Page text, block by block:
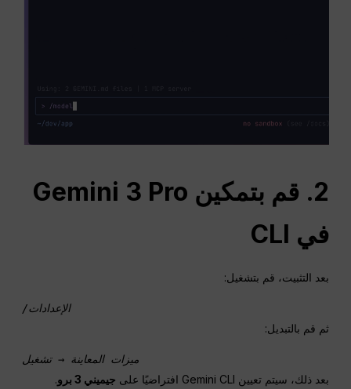
2. قم بتمكين Gemini 3 Pro
في CLI
بعد التثبيت، قم بتشغيل:
/الإعدادات
ثم قم بالتبديل:
بعد ذلك، سيتم تعيين Gemini CLI افتراضيًا على جيميني 3 برو .